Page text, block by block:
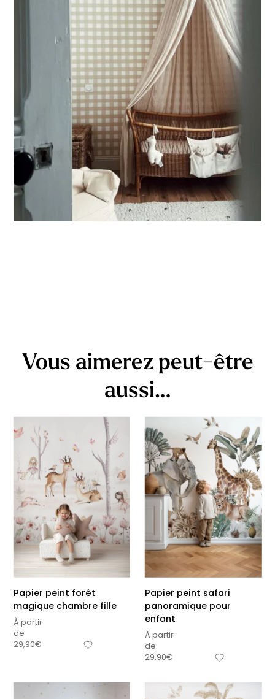
partie basse) ou pour les murs très longs.
Ce format permet de concentrer le visuel sur la partie
supérieure du mur.
Conçu pour les très grands murs, afin d’obtenir un visuel
ample et immersif.
🔹
Adapté aux espaces où la hauteur est plus importante que
la largeur (montées d’escalier, pans de mur étroits, etc.).
Vous aimerez peut-être
aussi…
Papier peint forêt
magique chambre fille
À partir
de
29,90€
Papier peint safari
panoramique pour
enfant
À partir
de
29,90€